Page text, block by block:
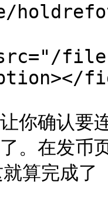
files/
你确认要
。在发
算完成了